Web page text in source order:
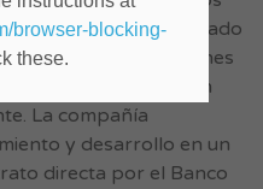
requeridas: Marcado
de dicción y relaciones
dinamismo, con
La compañía
y desarrollo en un
directa por el Banco
browser-blocking-
these.